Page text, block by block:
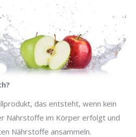
das entsteht, wenn kein
Nährstoffe im Körper erfolgt und
Nährstoffe ansammeln.